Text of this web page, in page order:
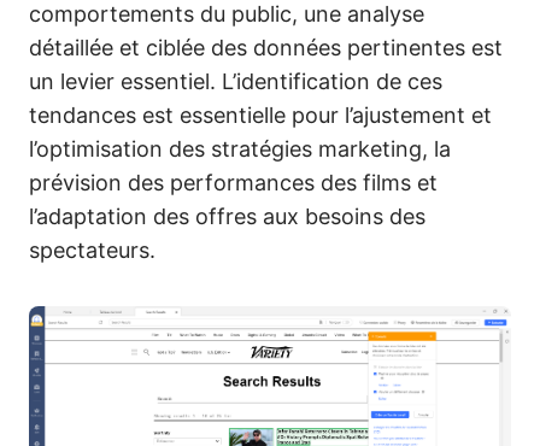
comportements du public, une analyse
détaillée et ciblée des données pertinentes est
un levier essentiel. L’identification de ces
tendances est essentielle pour l’ajustement et
l’optimisation des stratégies marketing, la
prévision des performances des films et
l’adaptation des offres aux besoins des
spectateurs.